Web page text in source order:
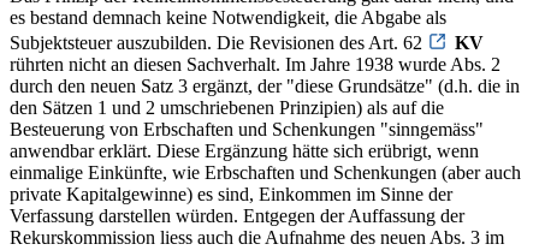
es bestand demnach keine Notwendigkeit, die Abgabe als
Subjektsteuer auszubilden. Die Revisionen des Art. 62
KV
rührten nicht an diesen Sachverhalt. Im Jahre 1938 wurde Abs. 2
durch den neuen Satz 3 ergänzt, der "diese Grundsätze" (d.h. die in
den Sätzen 1 und 2 umschriebenen Prinzipien) als auf die
Besteuerung von Erbschaften und Schenkungen "sinngemäss"
anwendbar erklärt. Diese Ergänzung hätte sich erübrigt, wenn
einmalige Einkünfte, wie Erbschaften und Schenkungen (aber auch
private Kapitalgewinne) es sind, Einkommen im Sinne der
Verfassung darstellen würden. Entgegen der Auffassung der
Rekurskommission liess auch die Aufnahme des neuen Abs. 3 im